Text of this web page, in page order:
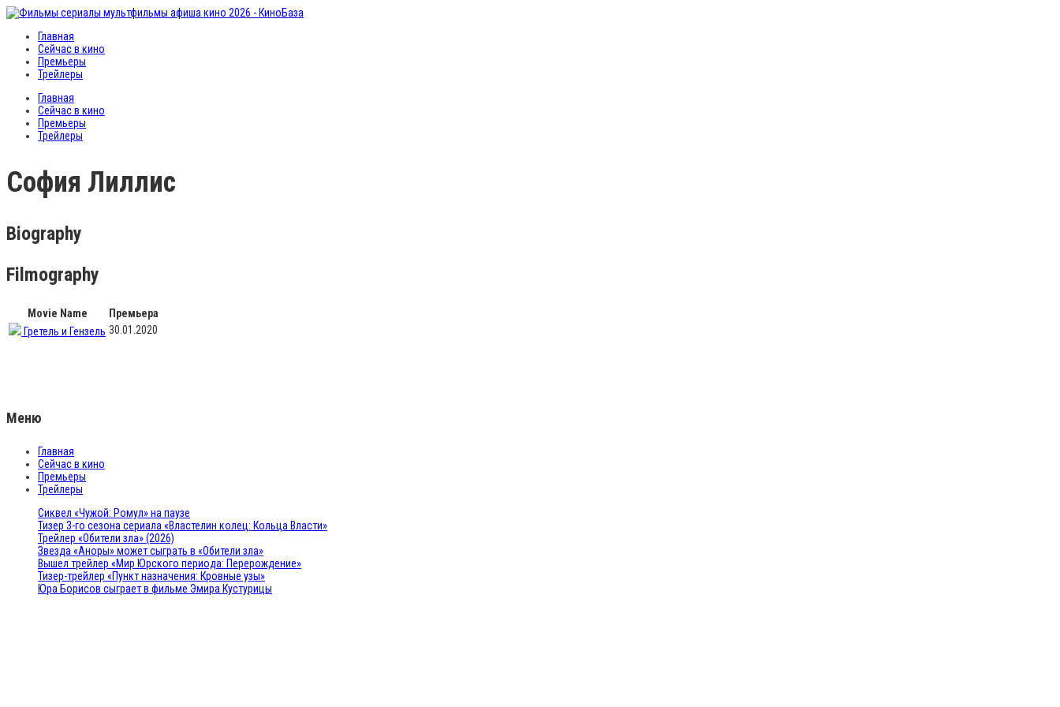
Главная
Сейчас в кино
Премьеры
Трейлеры
Главная
Сейчас в кино
Премьеры
Трейлеры
София Лиллис
Biography
Filmography
Movie Name
Премьера
Гретель и Гензель 30.01.2020
Меню
Главная
Сейчас в кино
Премьеры
Трейлеры
Сиквел «Чужой: Ромул» на паузе
Тизер 3-го сезона сериала «Властелин колец: Кольца Власти»
Трейлер «Обители зла» (2026)
Звезда «Аноры» может сыграть в «Обители зла»
Вышел трейлер «Мир Юрского периода: Перерождение»
Тизер-трейлер «Пункт назначения: Кровные узы»
Юра Борисов сыграет в фильме Эмира Кустурицы